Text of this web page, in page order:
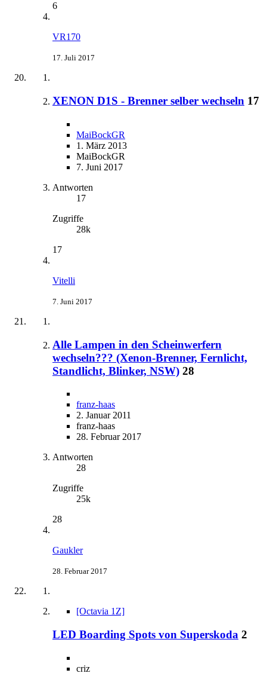
6
VR170
17. Juli 2017
XENON D1S - Brenner selber wechseln 17
MaiBockGR
1. März 2013
MaiBockGR
7. Juni 2017
Antworten
17
Zugriffe
28k
17
Vitelli
7. Juni 2017
Alle Lampen in den Scheinwerfern
wechseln??? (Xenon-Brenner, Fernlicht,
Standlicht, Blinker, NSW) 28
franz-haas
2. Januar 2011
franz-haas
28. Februar 2017
Antworten
28
Zugriffe
25k
28
Gaukler
28. Februar 2017
[Octavia 1Z]
LED Boarding Spots von Superskoda 2
criz